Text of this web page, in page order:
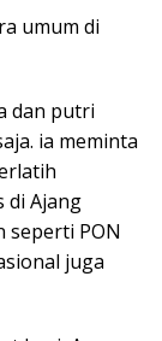
umum di
dan putri
ia meminta
di Ajang
seperti PON
juga